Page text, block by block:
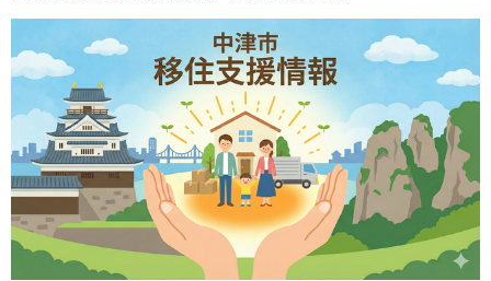
言語を選択
英語（English） 中国語（簡体字）
中国語（繁体字） 韓国語（한국어）
組織案内
福祉・介護 健康・予防
税金 住宅・インフラ
環境・衛生 生涯学習・スポーツ・人権
選挙 外国人の方向け情報
事業者の方へ
入札・契約 産業・雇用
農林水産業 税金
都市整備
子育て・教育
施設情報 子どもを預ける
手当・助成 健康・医療
相談・支援・情報 計画・施策
観光・移住
観光なび スポットを探す
遊ぶ・体験する グルメ・食べる
買う・おみやげ 四季のイベント・祭り
市政情報
中津市について 市役所の紹介
地方創生・地域活性化 広報・広聴